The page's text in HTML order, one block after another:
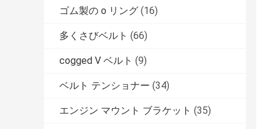
ゴム製の o リング (16)
多くさびベルト (66)
cogged V ベルト (9)
ベルト テンショナー (34)
エンジン マウント ブラケット (35)